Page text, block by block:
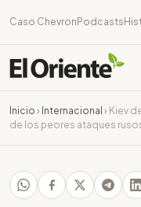
Caso Chevron Podcasts
Inicio › Internacional › Kiev
de los peores ataques